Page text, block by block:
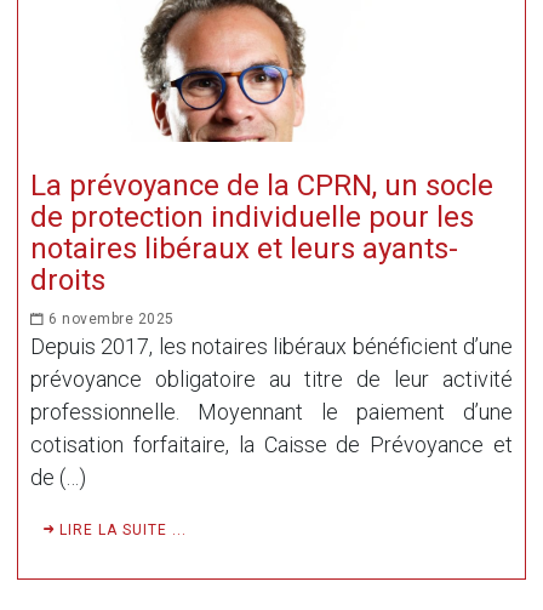
La prévoyance de la CPRN, un socle
de protection individuelle pour les
notaires libéraux et leurs ayants-
droits
6 novembre 2025
Depuis 2017, les notaires libéraux bénéficient d’une
prévoyance obligatoire au titre de leur activité
professionnelle. Moyennant le paiement d’une
cotisation forfaitaire, la Caisse de Prévoyance et
de (…)
LIRE LA SUITE ...